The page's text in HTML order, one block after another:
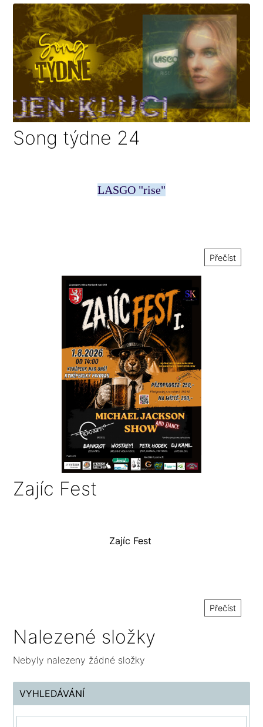
Song týdne 24
LASGO "rise"
Přečíst
Zajíc Fest
Zajíc Fest
Přečíst
Nalezené složky
Nebyly nalezeny žádné složky
VYHLEDÁVÁNÍ